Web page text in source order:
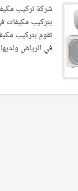
شركة تركيب
بتركيب مكيفات
تقوم بتركيب
في الرياض